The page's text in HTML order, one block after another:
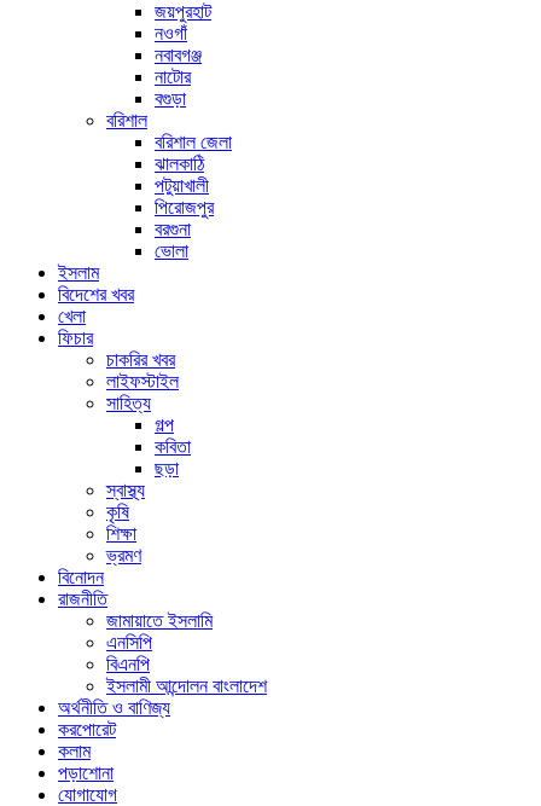
জয়পুরহাট
নওগাঁ
নবাবগঞ্জ
নাটোর
বগুড়া
বরিশাল
বরিশাল জেলা
ঝালকাঠি
পটুয়াখালী
পিরোজপুর
বরগুনা
ভোলা
ইসলাম
বিদেশের খবর
খেলা
ফিচার
চাকরির খবর
লাইফস্টাইল
সাহিত্য
গল্প
কবিতা
ছড়া
স্বাস্থ্য
কৃষি
শিক্ষা
ভ্রমণ
বিনোদন
রাজনীতি
জামায়াতে ইসলামি
এনসিপি
বিএনপি
ইসলামী আন্দোলন বাংলাদেশ
অর্থনীতি ও বাণিজ্য
করপোরেট
কলাম
পড়াশোনা
যোগাযোগ